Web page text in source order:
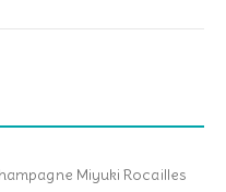
Miyuki Rocailles